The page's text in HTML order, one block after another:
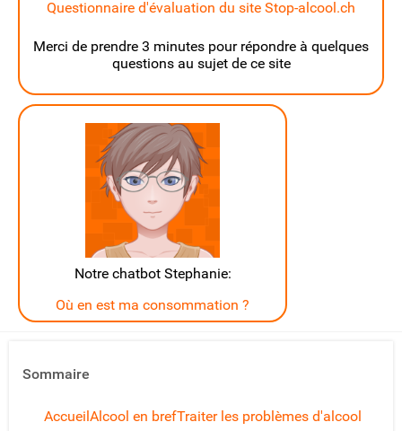
Questionnaire d'évaluation du site Stop-alcool.ch
Merci de prendre 3 minutes pour répondre à quelques
questions au sujet de ce site
Notre chatbot Stephanie:
Où en est ma consommation ?
Sommaire
Accueil Alcool en brefTraiter les problèmes d'alcool